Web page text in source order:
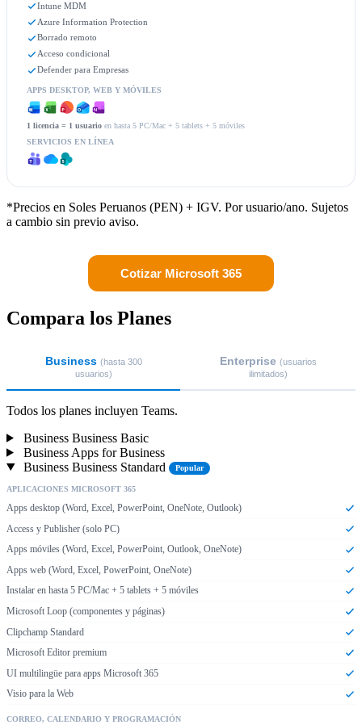
Intune MDM
Azure Information Protection
Borrado remoto
Acceso condicional
Defender para Empresas
APPS DESKTOP, WEB Y MÓVILES
1 licencia = 1 usuario en hasta 5 PC/Mac + 5 tablets + 5 móviles
SERVICIOS EN LÍNEA
*Precios en Soles Peruanos (PEN) + IGV. Por usuario/ano. Sujetos
a cambio sin previo aviso.
Cotizar Microsoft 365
Compara los Planes
Business (hasta 300
usuarios)
Enterprise (usuarios
ilimitados)
Todos los planes incluyen Teams.
Business Business Basic
Business Apps for Business
Business Business Standard
Popular
APLICACIONES MICROSOFT 365
Apps desktop (Word, Excel, PowerPoint, OneNote, Outlook)
Access y Publisher (solo PC)
Apps móviles (Word, Excel, PowerPoint, Outlook, OneNote)
Apps web (Word, Excel, PowerPoint, OneNote)
Instalar en hasta 5 PC/Mac + 5 tablets + 5 móviles
Microsoft Loop (componentes y páginas)
Clipchamp Standard
Microsoft Editor premium
UI multilingüe para apps Microsoft 365
Visio para la Web
CORREO, CALENDARIO Y PROGRAMACIÓN